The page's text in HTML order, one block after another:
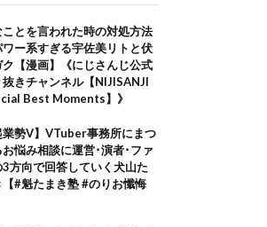
ことを言われた時の対処方法
ワー系すぎる宇佐美リトと伏
ク【漫画】《にじさんじ公式
抜きチャンネル【NIJISANJI
Best Moments】》
業勢V】VTuber事務所にまつ
お悩み相談に運営･演者･ファ
3方向で回答していく犬山た
【#魁たまき塾 #のりお懺悔